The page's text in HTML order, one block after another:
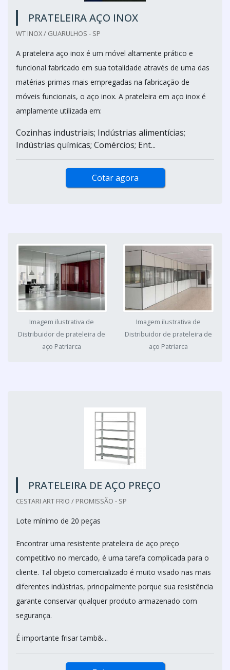
PRATELEIRA AÇO INOX
WT INOX / GUARULHOS - SP
A prateleira aço inox é um móvel altamente prático e
funcional fabricado em sua totalidade através de uma das
matérias-primas mais empregadas na fabricação de
móveis funcionais, o aço inox. A prateleira em aço inox é
amplamente utilizada em:
Cozinhas industriais; Indústrias alimentícias;
Indústrias químicas; Comércios; Ent...
Cotar agora
Imagem ilustrativa de
Distribuidor de prateleira de
aço Patriarca
Imagem ilustrativa de
Distribuidor de prateleira de
aço Patriarca
PRATELEIRA DE AÇO PREÇO
CESTARI ART FRIO / PROMISSÃO - SP
Lote mínimo de 20 peças
Encontrar uma resistente prateleira de aço preço
competitivo no mercado, é uma tarefa complicada para o
cliente. Tal objeto comercializado é muito visado nas mais
diferentes indústrias, principalmente porque sua resistência
garante conservar qualquer produto armazenado com
segurança.
É importante frisar tamb&...